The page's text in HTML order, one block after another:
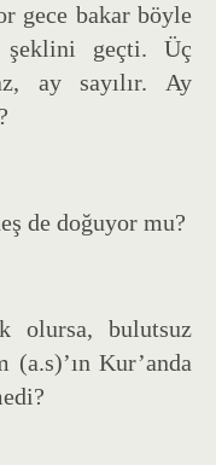
gece bakar böyle
şeklini geçti. Üç
ay sayılır. Ay
de doğuyor mu?
olursa, bulutsuz
Kur’anda